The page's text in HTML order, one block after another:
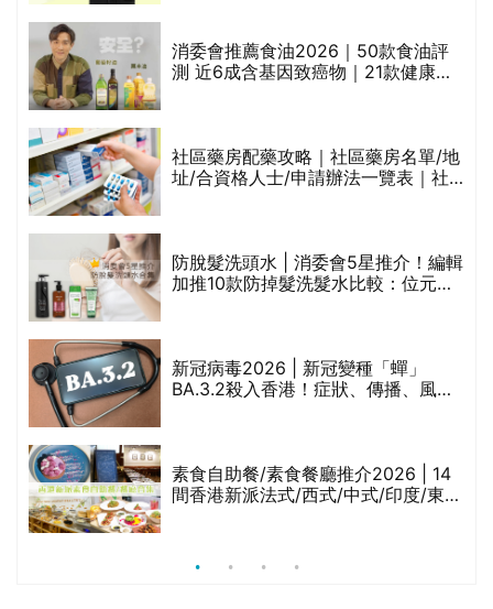
消委會推薦食油2026｜50款食油評
測 近6成含基因致癌物｜21款健康煮
社區藥房配藥攻略｜社區藥房名單/地
址/合資格人士/申請辦法一覽表｜社
防脫髮洗頭水 | 消委會5星推介！編輯
加推10款防掉髮洗髮水比較：位元
新冠病毒2026 | 新冠變種「蟬」
BA.3.2殺入香港！症狀、傳播、風險
素食自助餐/素食餐廳推介2026 | 14
間香港新派法式/西式/中式/印度/東南